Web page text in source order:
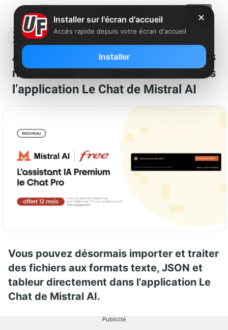
Abonnés Free Mobile : encore des
nouveautés lancées dans
l’application Le Chat de Mistral AI
Vous pouvez désormais importer et traiter
des fichiers aux formats texte, JSON et
tableur directement dans l’application Le
Chat de Mistral AI.
Publicité
✕
Installer sur l'écran d'accueil
Accès rapide depuis votre écran d'accueil
Installer